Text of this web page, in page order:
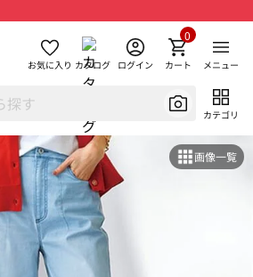
お気に入り カタログ ログイン カート
0
メニュー
カテゴリ
画像一覧